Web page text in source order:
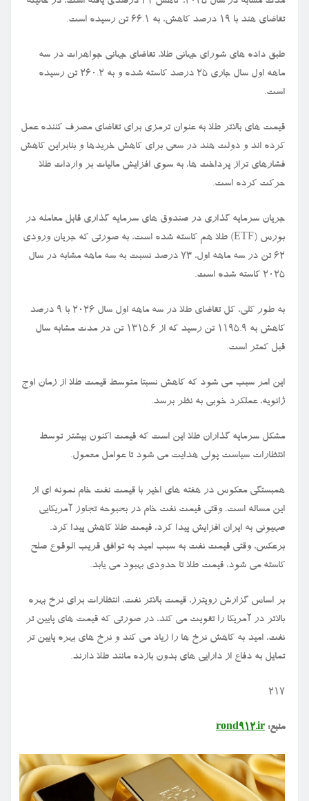
تقاضای هند با ۱۹ درصد کاهش، به ۶۶.۱ تن رسیده است.
طبق داده های شورای جهانی طلا، تقاضای جهانی جواهرات در سه
ماهه اول سال جاری ۲۵ درصد کاسته شده و به ۲۶۰.۲ تن رسیده
است.
قیمت های بالاتر طلا به عنوان ترمزی برای تقاضای مصرف کننده عمل
کرده اند و دولت هند در سعی برای کاهش خریدها و بنابراین کاهش
فشارهای تراز پرداخت ها، به سوی افزایش مالیات بر واردات طلا
حرکت کرده است.
جریان سرمایه گذاری در صندوق های سرمایه گذاری قابل معامله در
بورس (ETF) طلا هم کاسته شده است، به صورتی که جریان ورودی
۶۲ تن در سه ماهه اول، ۷۳ درصد نسبت به سه ماهه مشابه در سال
۲۰۲۵ کاسته شده است.
به طور کلی، کل تقاضای طلا در سه ماهه اول سال ۲۰۲۶ با ۹ درصد
کاهش به ۱۱۹۵.۹ تن رسید که از ۱۳۱۵.۶ تن در مدت مشابه سال
قبل کمتر است.
این امر سبب می شود که کاهش نسبتا متوسط قیمت طلا از زمان اوج
ژانویه، عملکرد خوبی به نظر برسد.
مشکل سرمایه گذاران طلا این است که قیمت اکنون بیشتر توسط
انتظارات سیاست پولی هدایت می شود تا عوامل معمول.
همبستگی معکوس در هفته های اخیر با قیمت نفت خام نمونه ای از
این مساله است. وقتی قیمت نفت خام در بحبوحه تجاوز آمریکایی
صهیونی به ایران افزایش پیدا کرد، قیمت طلا کاهش پیدا کرد.
برعکس، وقتی قیمت نفت به سبب امید به توافق قریب الوقوع صلح
کاسته می شود، قیمت طلا تا حدودی بهبود می یابد.
بر اساس گزارش رویترز، قیمت بالاتر نفت، انتظارات برای نرخ بهره
بالاتر در آمریکا را تقویت می کند، در صورتی که قیمت های پایین تر
نفت، امید به کاهش نرخ ها را زیاد می کند و نرخ های بهره پایین تر
تمایل به دفاع از دارایی های بدون بازده مانند طلا دارند.
۲۱۷
منبع: rond912.ir